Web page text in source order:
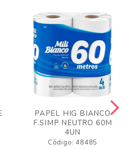
PAPEL HIG BIANCO
F.SIMP NEUTRO 60M
4UN
Código: 48485